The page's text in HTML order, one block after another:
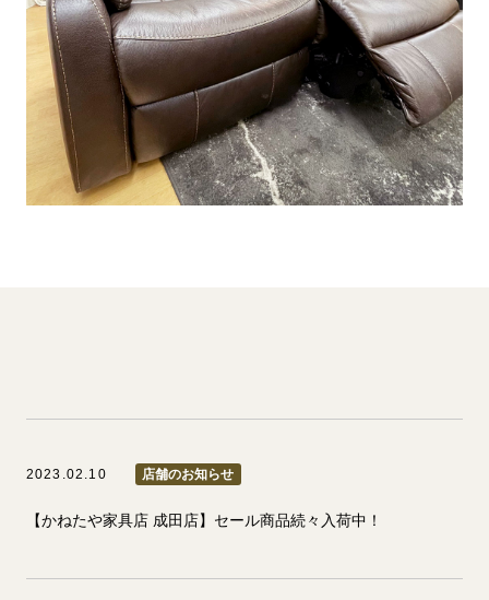
2023.02.10 店舗のお知らせ
【かねたや家具店 成田店】セール商品続々入荷中！